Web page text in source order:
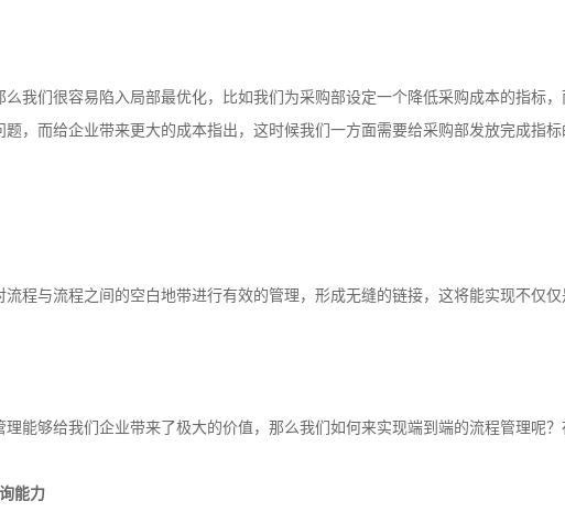
我们很容易陷入局部最优化，比如我们为采购部设定一个降低采购成本的指标
，而给企业带来更大的成本指出，这时候我们一方面需要给采购部发放完成指
程与流程之间的空白地带进行有效的管理，形成无缝的链接，这将能实现不仅
能够给我们企业带来了极大的价值，那么我们如何来实现端到端的流程管理呢？
能力